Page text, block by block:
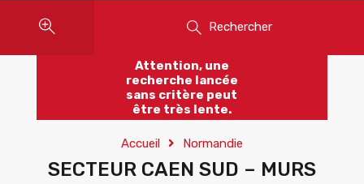
Rechercher
Attention, une
recherche lancée
sans critère peut
être très lente.
Accueil Normandie
SECTEUR CAEN SUD – MURS